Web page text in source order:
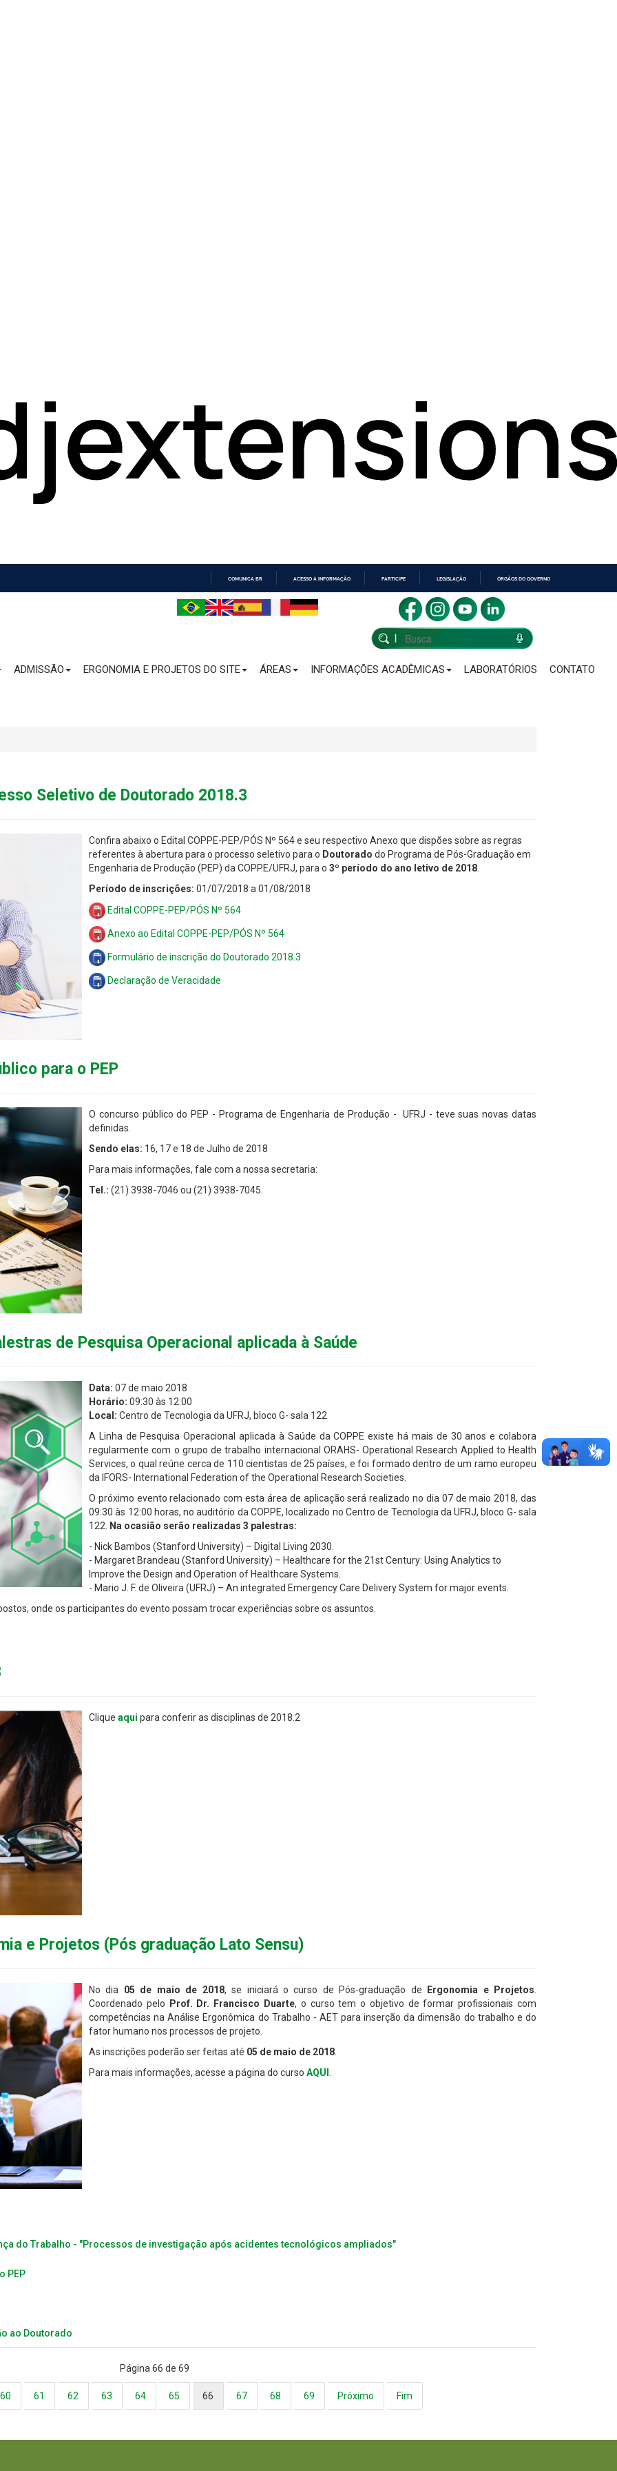
COMUNICA BR ACESSO À INFORMAÇÃO PARTICIPE LEGISLAÇÃO ÓRGÃOS DO GOVERNO
ADMISSÃO ERGONOMIA E PROJETOS DO SITE ÁREAS INFORMAÇÕES ACADÊMICAS LABORATÓRIOS CONTATO
Seletivo de Doutorado 2018.3
Confira abaixo o Edital COPPE-PEP/PÓS Nº 564 e seu respectivo Anexo que dispões sobre as regras
referentes à abertura para o processo seletivo para o Doutorado do Programa de Pós-Graduação em
Engenharia de Produção (PEP) da COPPE/UFRJ, para o 3º período do ano letivo de 2018.
Período de inscrições: 01/07/2018 a 01/08/2018
Edital COPPE-PEP/PÓS Nº 564
Anexo ao Edital COPPE-PEP/PÓS Nº 564
Formulário de inscrição do Doutorado 2018.3
Declaração de Veracidade
para o PEP
O concurso público do PEP - Programa de Engenharia de Produção - UFRJ - teve suas novas datas
definidas.
Sendo elas: 16, 17 e 18 de Julho de 2018
Para mais informações, fale com a nossa secretaria:
Tel.: (21) 3938-7046 ou (21) 3938-7045
de Pesquisa Operacional aplicada à Saúde
Data: 07 de maio 2018
Horário: 09:30 às 12:00
Local: Centro de Tecnologia da UFRJ, bloco G- sala 122
A Linha de Pesquisa Operacional aplicada à Saúde da COPPE existe há mais de 30 anos e colabora
regularmente com o grupo de trabalho internacional ORAHS- Operational Research Applied to Health
Services, o qual reúne cerca de 110 cientistas de 25 países, e foi formado dentro de um ramo europeu
da IFORS- International Federation of the Operational Research Societies.
O próximo evento relacionado com esta área de aplicação será realizado no dia 07 de maio 2018, das
09:30 às 12:00 horas, no auditório da COPPE, localizado no Centro de Tecnologia da UFRJ, bloco G- sala
122. Na ocasião serão realizadas 3 palestras:
- Nick Bambos (Stanford University) – Digital Living 2030.
- Margaret Brandeau (Stanford University) – Healthcare for the 21st Century: Using Analytics to
Improve the Design and Operation of Healthcare Systems.
- Mario J. F. de Oliveira (UFRJ) – An integrated Emergency Care Delivery System for major events.
onde os participantes do evento possam trocar experiências sobre os assuntos.
Clique aqui para conferir as disciplinas de 2018.2
e Projetos (Pós graduação Lato Sensu)
No dia 05 de maio de 2018, se iniciará o curso de Pós-graduação de Ergonomia e Projetos.
Coordenado pelo
Prof. Dr. Francisco Duarte, o curso tem o objetivo de formar profissionais com
competências na Análise Ergonômica do Trabalho - AET para inserção da dimensão do trabalho e do
fator humano nos processos de projeto.
As inscrições poderão ser feitas até 05 de maio de 2018.
Para mais informações, acesse a página do curso AQUI .
do Trabalho - "Processos de investigação após acidentes tecnológicos ampliados"
PEP
ao Doutorado
Página 66 de 69
60 61 62 63 64 65 66 67 68 69 Próximo Fim